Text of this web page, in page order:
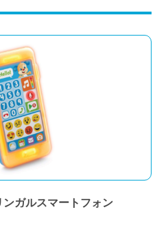
ガルスマートフォン